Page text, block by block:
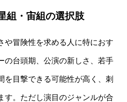
組・宙組の選択肢
や冒険性を求める人に特におす
の台頭期、公演の新しさ、若手
を目撃できる可能性が高く、刺
す。ただし演目のジャンルが合